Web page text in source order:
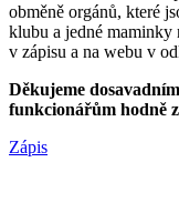
obměně orgánů, které
klubu a jedné maminky
v zápisu a na webu v
Děkujeme
funkcionářům hodně
Zápis